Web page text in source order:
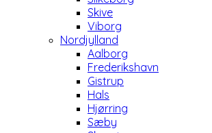
Skive
Viborg
Nordjylland
Aalborg
Frederikshavn
Gistrup
Hals
Hjørring
Sæby